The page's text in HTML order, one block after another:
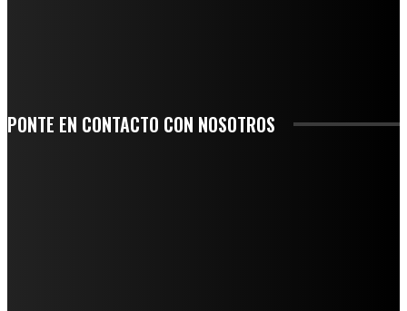
PONTE EN CONTACTO CON NOSOTROS